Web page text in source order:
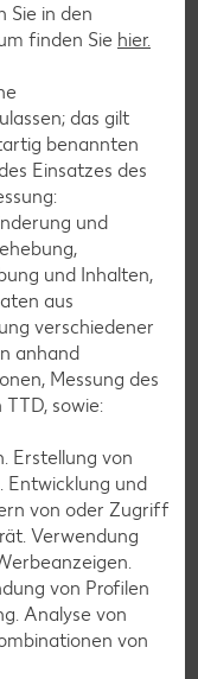
auf
süß oder herzhaft –
du dir Gerichte,
lecker sind.
Sie in den
finden Sie hier.
das gilt
benannten
Einsatzes des
und
und Inhalten,
aus
verschiedener
anhand
Messung des
sowie:
Erstellung von
Entwicklung und
von oder Zugriff
Verwendung
von Profilen
Analyse von
von